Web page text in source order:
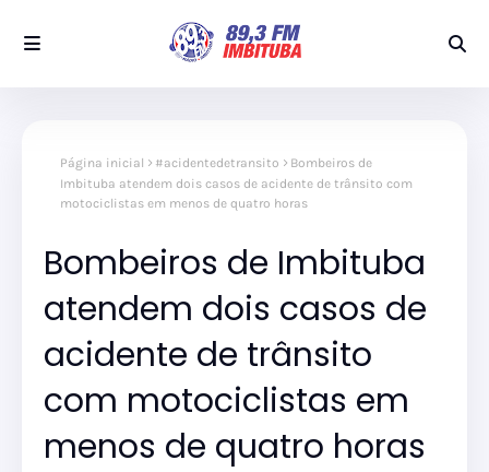
Página inicial #acidentedetransito
Bombeiros de
Imbituba atendem dois casos de acidente de trânsito com
motociclistas em menos de quatro horas
Bombeiros de Imbituba
atendem dois casos de
acidente de trânsito
com motociclistas em
menos de quatro horas